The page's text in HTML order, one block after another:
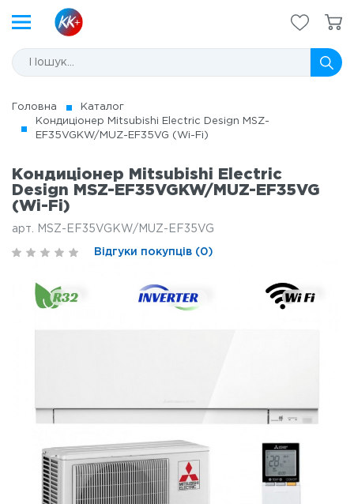
Головна
Каталог
Кондиціонер Mitsubishi Electric Design MSZ-
EF35VGKW/MUZ-EF35VG (Wi-Fi)
Кондиціонер Mitsubishi Electric
Design MSZ-EF35VGKW/MUZ-EF35VG
(Wi-Fi)
арт. MSZ-EF35VGKW/MUZ-EF35VG
Відгуки покупців (0)